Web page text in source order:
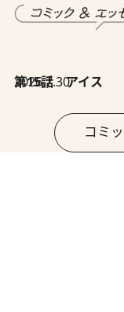
2026.7.30
第15話 アイス
コミ